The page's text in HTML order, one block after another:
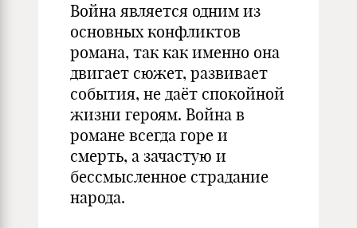
Война является одним из
основных конфликтов
романа, так как именно она
двигает сюжет, развивает
события, не даёт спокойной
жизни героям. Война в
романе всегда горе и
смерть, а зачастую и
бессмысленное страдание
народа.